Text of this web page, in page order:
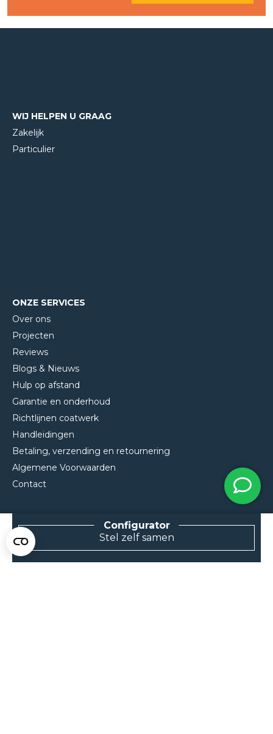
WIJ HELPEN U GRAAG
Zakelijk
Particulier
ONZE SERVICES
Over ons
Projecten
Reviews
Blogs & Nieuws
Hulp op afstand
Garantie en onderhoud
Richtlijnen coatwerk
Handleidingen
Betaling, verzending en retournering
Algemene Voorwaarden
Contact
Stel zelf samen